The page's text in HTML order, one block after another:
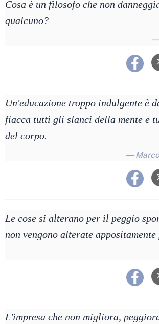
Cosa è un filosofo che non
qualcuno?
—
Un'educazione troppo indulgente è
fiacca tutti gli slanci della mente e
del corpo.
—
Le cose si alterano per il peggio
non vengono alterate
L'impresa che non migliora,